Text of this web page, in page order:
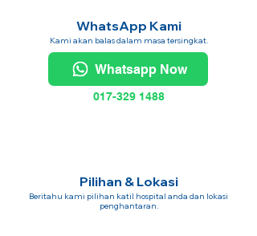
WhatsApp Kami
Kami akan balas dalam masa tersingkat.
Whatsapp Now
017-329 1488
Pilihan & Lokasi
Beritahu kami pilihan katil hospital anda dan lokasi
penghantaran.